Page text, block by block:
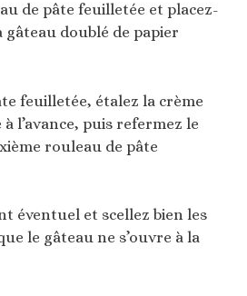
de pâte feuilletée et placez-
gâteau doublé de papier
feuilletée, étalez la crème
l’avance, puis refermez le
rouleau de pâte
éventuel et scellez bien les
le gâteau ne s’ouvre à la